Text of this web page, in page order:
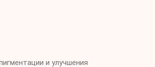
и улучшения